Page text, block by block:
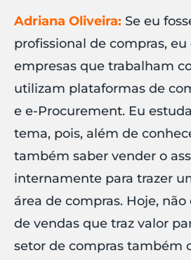
Adriana Oliveira: Se eu
profissional de compras, eu
empresas que trabalham
utilizam plataformas de
e e-Procurement. Eu
tema, pois, além de
também saber vender o
internamente para trazer
área de compras. Hoje,
de vendas que traz valor
setor de compras também